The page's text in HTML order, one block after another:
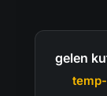
gelen